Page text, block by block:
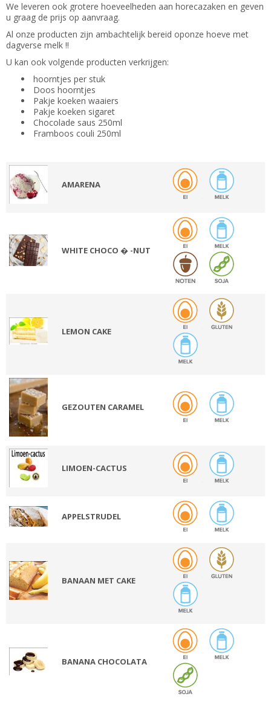
We leveren ook grotere hoeveelheden aan horecazaken en geven
u graag de prijs op aanvraag.
Al onze producten zijn ambachtelijk bereid oponze hoeve met
dagverse melk !!
U kan ook volgende producten verkrijgen:
hoorntjes per stuk
Doos hoorntjes
Pakje koeken waaiers
Pakje koeken sigaret
Chocolade saus 250ml
Framboos couli 250ml
AMARENA
WHITE CHOCO � -NUT
LEMON CAKE
GEZOUTEN CARAMEL
LIMOEN-CACTUS
APPELSTRUDEL
BANAAN MET CAKE
BANANA CHOCOLATA